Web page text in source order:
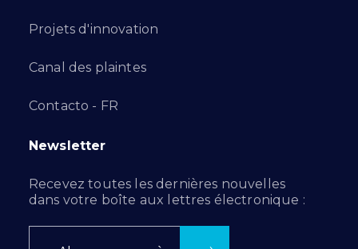
Projets d'innovation
Canal des plaintes
Contacto - FR
Newsletter
Recevez toutes les dernières nouvelles
dans votre boîte aux lettres électronique :